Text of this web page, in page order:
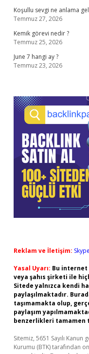
Koşullu sevgi ne anlama
Temmuz 27, 2026
Kemik görevi nedir ?
Temmuz 25, 2026
June 7 hangi ay ?
Temmuz 23, 2026
Reklam ve İletişim:
Yasal Uyarı: Bu
veya şahıs şirketi ile
Sitede yalnızca kendi
paylaşılmaktadır.
taşımamakta olup,
paylaşım
benzerlikleri tamamen
Sitemiz, 5651 Sayılı
Kurumu (BTK) tarafından